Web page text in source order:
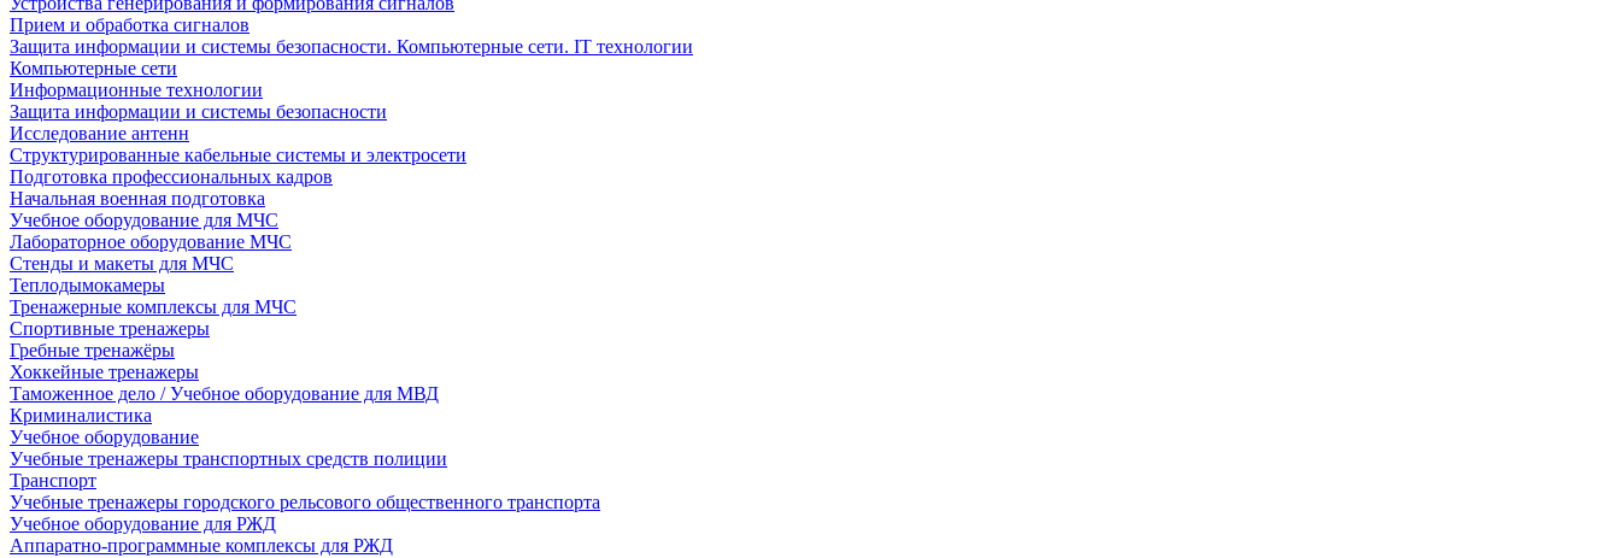
Прием и обработка сигналов
Защита информации и системы безопасности. Компьютерные сети. IT технологии
Компьютерные сети
Информационные технологии
Защита информации и системы безопасности
Исследование антенн
Структурированные кабельные системы и электросети
Подготовка профессиональных кадров
Начальная военная подготовка
Учебное оборудование для МЧС
Лабораторное оборудование МЧС
Стенды и макеты для МЧС
Теплодымокамеры
Тренажерные комплексы для МЧС
Спортивные тренажеры
Гребные тренажёры
Хоккейные тренажеры
Таможенное дело / Учебное оборудование для МВД
Криминалистика
Учебное оборудование
Учебные тренажеры транспортных средств полиции
Транспорт
Учебные тренажеры городского рельсового общественного транспорта
Учебное оборудование для РЖД
Аппаратно-программные комплексы для РЖД